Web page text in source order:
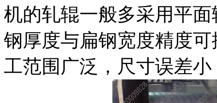
机的轧辊一般多采用平
钢厚度与扁钢宽度精度
工范围广泛，尺寸误差